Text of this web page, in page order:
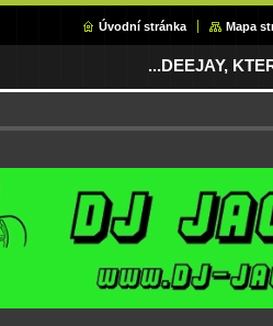
Úvodní stránka Mapa
...DEEJAY,